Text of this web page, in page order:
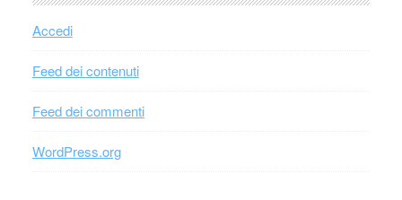
Accedi
Feed dei contenuti
Feed dei commenti
WordPress.org